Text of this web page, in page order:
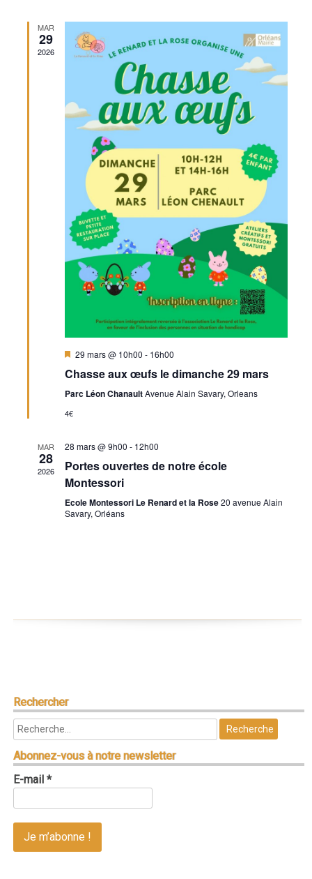
MAR
29
2026
Mis
avant
29 mars @ 10h00 - 16h00
Chasse aux œufs le dimanche 29 mars
Parc Léon ChanaultAvenue Alain Savary, Orleans
4€
MAR
28
2026
28 mars @ 9h00 - 12h00
Portes ouvertes de notre école
Montessori
Ecole Montessori Le Renard et la Rose20 avenue Alain
Savary, Orléans
Rechercher
Abonnez-vous à notre newsletter
E-mail*